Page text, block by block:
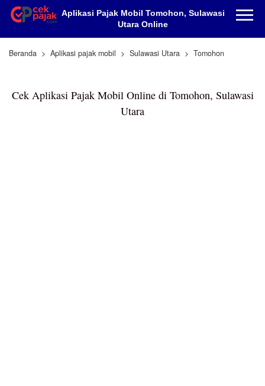
Aplikasi Pajak Mobil Tomohon, Sulawasi
Utara Online
Beranda Aplikasi pajak mobil Sulawasi Utara Tomohon
Cek Aplikasi Pajak Mobil Online di Tomohon, Sulawasi
Utara